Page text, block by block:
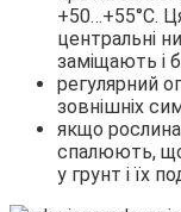
+50…+55°C.
центральні
заміщають і
регулярний
зовнішніх
якщо рослина
спалюють,
у грунт і їх